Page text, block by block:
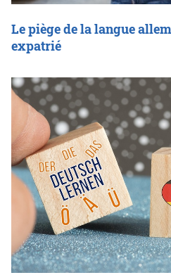
Le piège de la langue
expatrié